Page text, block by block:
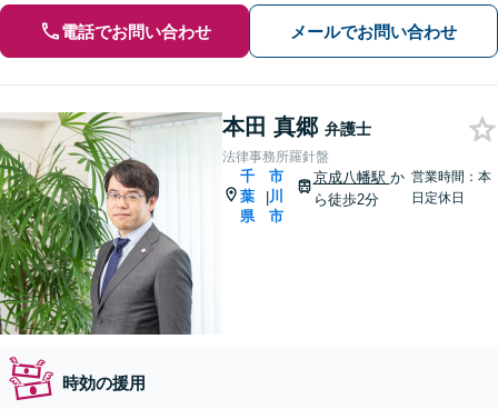
電話でお問い合わせ メールでお問い合わせ
本田 真郷 弁護士
法律事務所羅針盤
千
葉
県
|
市
川
市
京成八幡駅 か
ら徒歩2分
営業時間：本
日定休日
時効の援用